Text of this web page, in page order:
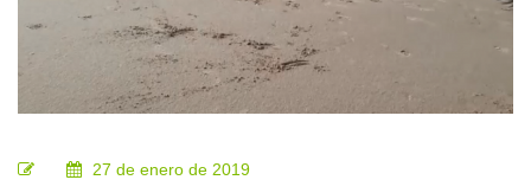
27 de enero de 2019